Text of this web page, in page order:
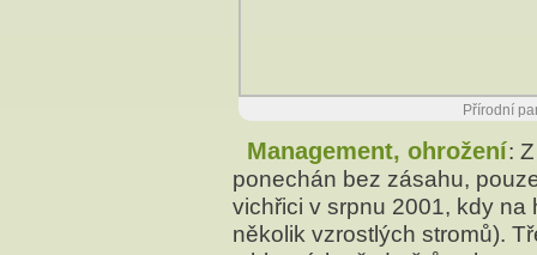
Přírodní
Management, ohrožení:
ponechán bez zásahu,
vichřici v srpnu 2001, kdy
několik vzrostlých stromů).